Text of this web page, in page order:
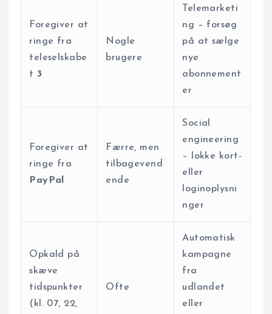
Foregiver at
ringe fra
teleselskabe
t 3
Nogle
brugere
Telemarketi
ng – forsøg
på at sælge
nye
abonnement
er
Foregiver at
ringe fra
PayPal
Færre, men
tilbagevend
ende
Social
engineering
– lokke kort-
eller
loginoplysni
nger
Opkald på
skæve
tidspunkter
(kl. 07, 22,
Ofte
Automatisk
kampagne
fra
udlandet
eller